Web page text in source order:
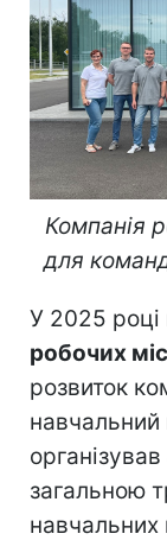
Компанія
для
У 2025 році
робочих
розвиток
організував
загальною
навчальних